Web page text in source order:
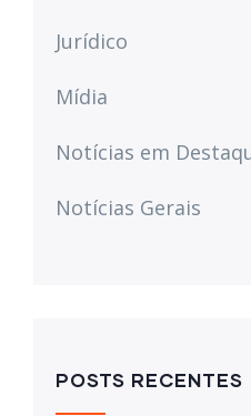
Jurídico
Mídia
Notícias em
Notícias Gerais
POSTS RECENTES